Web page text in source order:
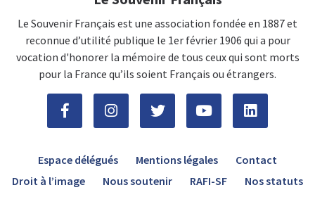
Le Souvenir Français est une association fondée en 1887 et
reconnue d’utilité publique le 1er février 1906 qui a pour
vocation d'honorer la mémoire de tous ceux qui sont morts
pour la France qu’ils soient Français ou étrangers.
Espace délégués Mentions légales
Contact
Droit à l’image
Nous soutenir RAFI-SF Nos statuts